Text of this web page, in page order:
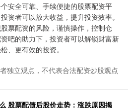
安全可靠、手续便捷的股票配资平
资者可以放大收益，提升投资效率。
票配资的风险，谨慎操作，控制仓
吧的助力下，投资者可以解锁财富新
、更有效的投资。
独立观点，不代表合法配资炒股观点
股票配债后股价走势：涨跌原因揭